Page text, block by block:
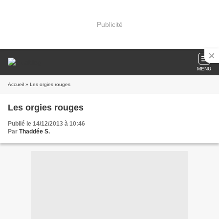
Publicité
MENU
Accueil » Les orgies rouges
Les orgies rouges
Publié le 14/12/2013 à 10:46
Par Thaddée S.